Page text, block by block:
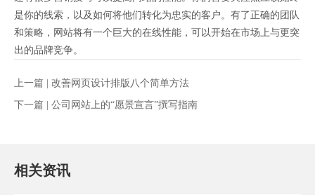
是你的线索，以及如何将他们转化为忠实的客户。有了正确的团队
和策略，网站将有一个巨大的在线性能，可以开始在市场上与更突
出的品牌竞争。
上一篇 | 改善网页设计排版八个简单方法
下一篇 | 公司网站上的“愿景宣言”撰写指南
相关资讯